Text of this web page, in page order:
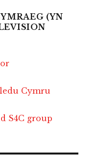
(YN
Cymru
S4C group